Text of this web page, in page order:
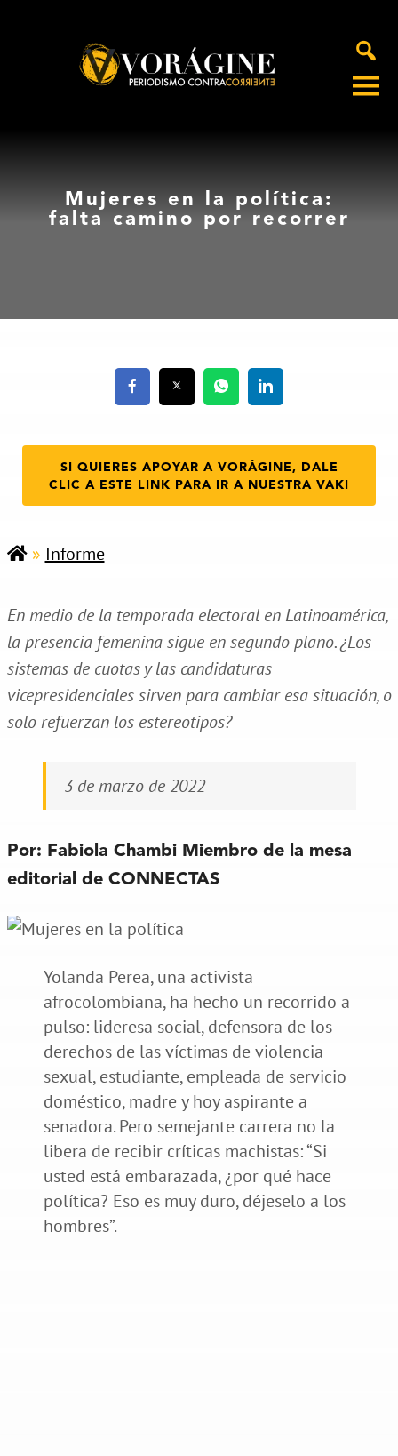
Mujeres en la política:
falta camino por recorrer
SI QUIERES APOYAR A VORÁGINE, DALE
CLIC A ESTE LINK PARA IR A NUESTRA VAKI
» Informe
En medio de la temporada electoral en Latinoamérica,
la presencia femenina sigue en segundo plano. ¿Los
sistemas de cuotas y las candidaturas
vicepresidenciales sirven para cambiar esa situación, o
solo refuerzan los estereotipos?
3 de marzo de 2022
Por: Fabiola Chambi Miembro de la mesa
editorial de CONNECTAS
Yolanda Perea, una activista
afrocolombiana, ha hecho un recorrido a
pulso: lideresa social, defensora de los
derechos de las víctimas de violencia
sexual, estudiante, empleada de servicio
doméstico, madre y hoy aspirante a
senadora. Pero semejante carrera no la
libera de recibir críticas machistas: “Si
usted está embarazada, ¿por qué hace
política? Eso es muy duro, déjeselo a los
hombres”.